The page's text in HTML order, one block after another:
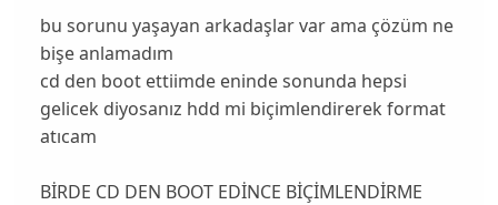
bu sorunu yaşayan arkadaşlar var ama çözüm ne
bişe anlamadım
cd den boot ettiimde eninde sonunda hepsi
gelicek diyosanız hdd mi biçimlendirerek format
atıcam
BİRDE CD DEN BOOT EDİNCE BİÇİMLENDİRME